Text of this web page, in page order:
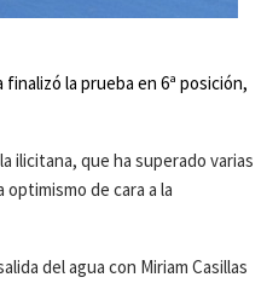
la prueba en 6ª posición,
ilicitana, que ha superado varias
de cara a la
del agua con Miriam Casillas